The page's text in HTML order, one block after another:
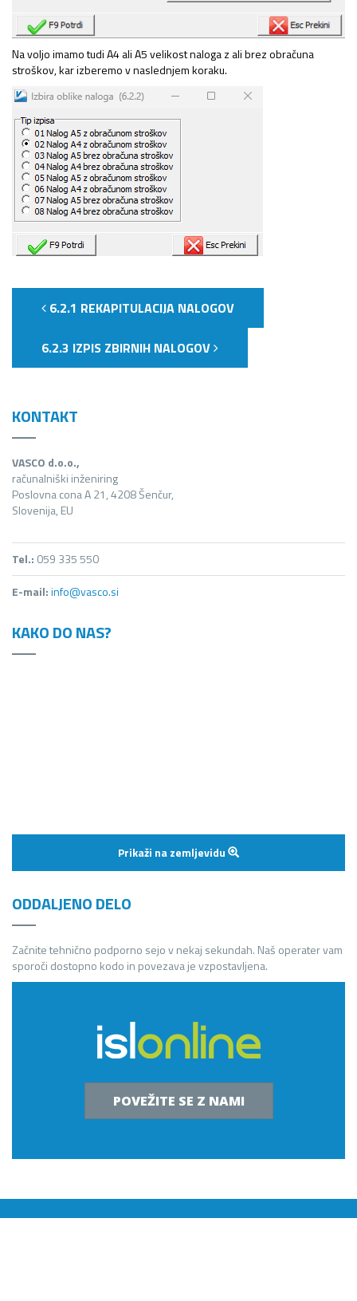
Na voljo imamo tudi A4 ali A5 velikost naloga z ali brez obračuna
stroškov, kar izberemo v naslednjem koraku.
6.2.1 REKAPITULACIJA NALOGOV
6.2.3 IZPIS ZBIRNIH NALOGOV
KONTAKT
VASCO d.o.o.,
računalniški inženiring
Poslovna cona A 21, 4208 Šenčur,
Slovenija, EU
Tel.: 059 335 550
E-mail:info@vasco.si
KAKO DO NAS?
Prikaži na zemljevidu
ODDALJENO DELO
Začnite tehnično podporno sejo v nekaj sekundah. Naš operater vam
sporoči dostopno kodo in povezava je vzpostavljena.
POVEŽITE SE Z NAMI